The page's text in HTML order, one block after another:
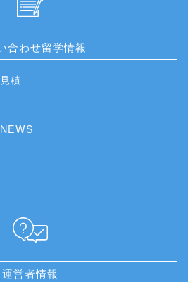
合わせ留学情報
積
運営者情報